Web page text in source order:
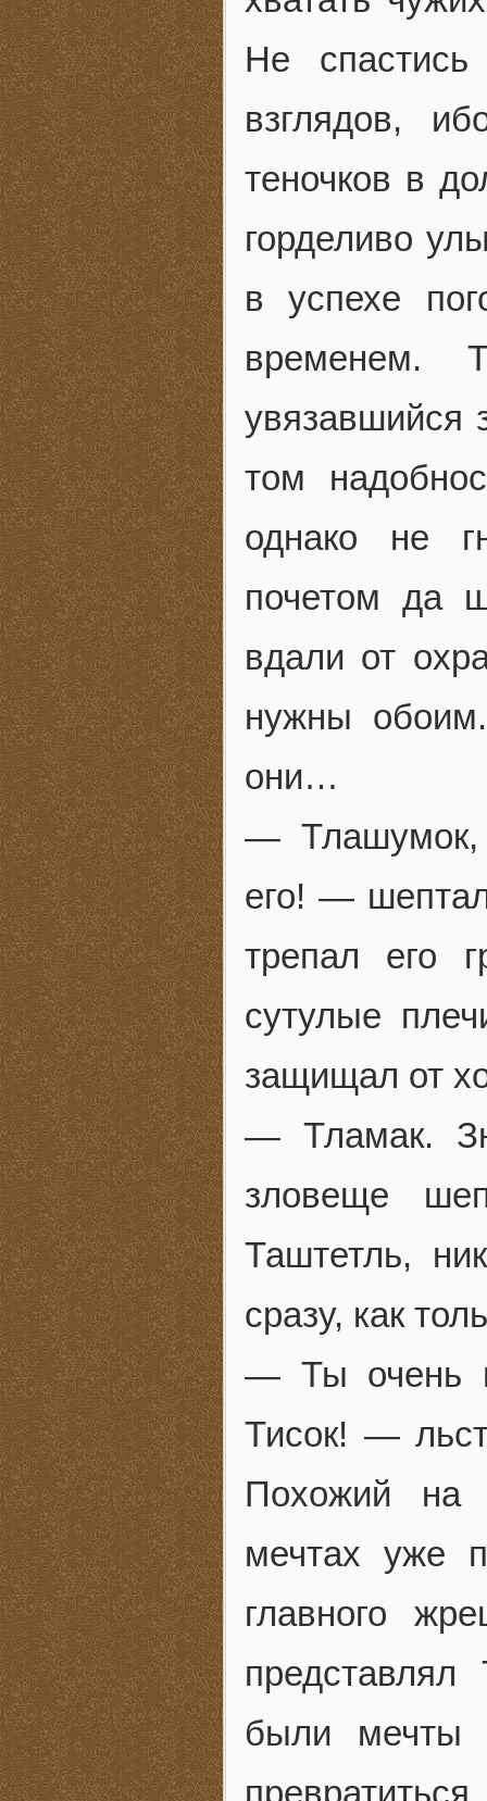
Не
взглядов,
теночков в
горделиво
в успехе
временем.
увязавшийся
том
однако не
почетом да
вдали от
нужны
они…
— Тлашумок,
его! —
трепал его
сутулые
защищал от
— Тламак.
зловеще
Таштетль,
сразу, как
— Ты очень
Тисок! —
Похожий на
мечтах уже
главного
были мечты